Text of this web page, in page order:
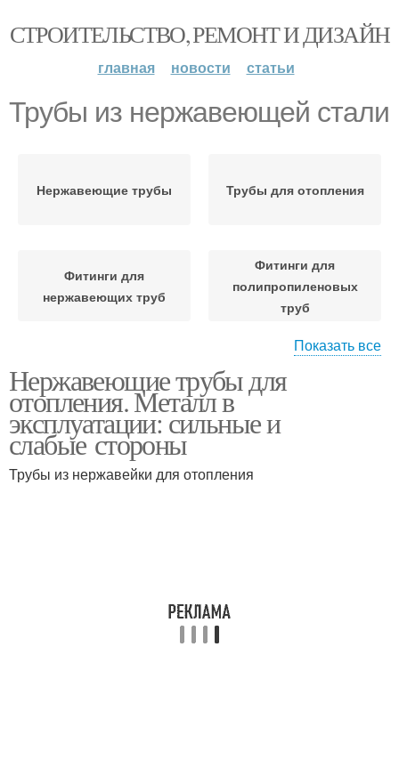
СТРОИТЕЛЬСТВО, РЕМОНТ И ДИЗАЙН
главная новости статьи
Трубы из нержавеющей стали
Нержавеющие трубы Трубы для отопления
Фитинги для
нержавеющих труб
Фитинги для
полипропиленовых
труб
трубы
Нержавеющая сталь
Сталь для водопровода
Водопровод из
Показать все
Нержавеющие трубы для
отопления. Металл в
эксплуатации: сильные и
слабые стороны
Трубы из нержавейки для отопления